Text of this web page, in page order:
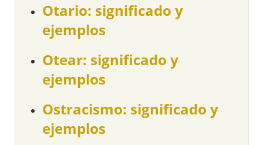
Otario: significado y
ejemplos
Otear: significado y
ejemplos
Ostracismo: significado y
ejemplos